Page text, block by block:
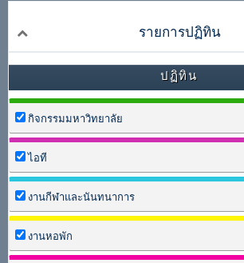
รายการปฏิทิน
ปฏิทิน
กิจกรรมมหาวิทยาลัย
ไอที
งานกีฬาและนันทนาการ
งานหอพัก